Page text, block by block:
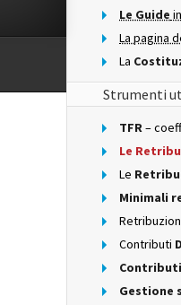
Le Guide
La pagina
La
Strumenti
TFR–
Le
Le
Minimali
Contributi
Contributi
Gestione